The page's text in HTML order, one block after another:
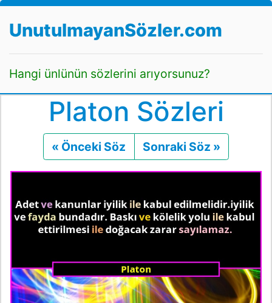
UnutulmayanSözler.com
Hangi ünlünün sözlerini arıyorsunuz?
Platon Sözleri
« Önceki Söz Önceki
Sonraki Söz »